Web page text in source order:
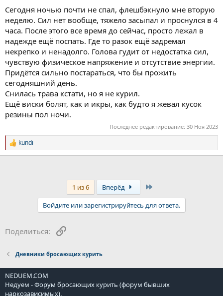
Сегодня ночью почти не спал, флешбэкнуло мне вторую
неделю. Сил нет вообще, тяжело засыпал и проснулся в 4
часа. После этого все время до сейчас, просто лежал в
надежде ещё поспать. Где то разок ещё задремал
некрепко и ненадолго. Голова гудит от недостатка сил,
чувствую физическое напряжение и отсутствие энергии.
Придётся сильно постараться, что бы прожить
сегодняшний день.
Снилась трава кстати, но я не курил.
Ещё виски болят, как и икры, как будто я жевал кусок
резины пол ночи.
Последнее редактирование: 30 Ноя 2023
Р
е
kundi
1 из 6 Вперёд
Войдите или зарегистрируйтесь для ответа.
Поделиться: Ссылка
Дневники бросающих курить
NEDUEM.COM
Недуем - Форум бросающих курить (форум бывших
наркозависимых).